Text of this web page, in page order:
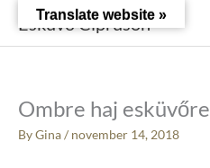
content
Esküvő Cipruson
Ombre haj esküvőre
ByGina/ november 14, 2018
Translate website »